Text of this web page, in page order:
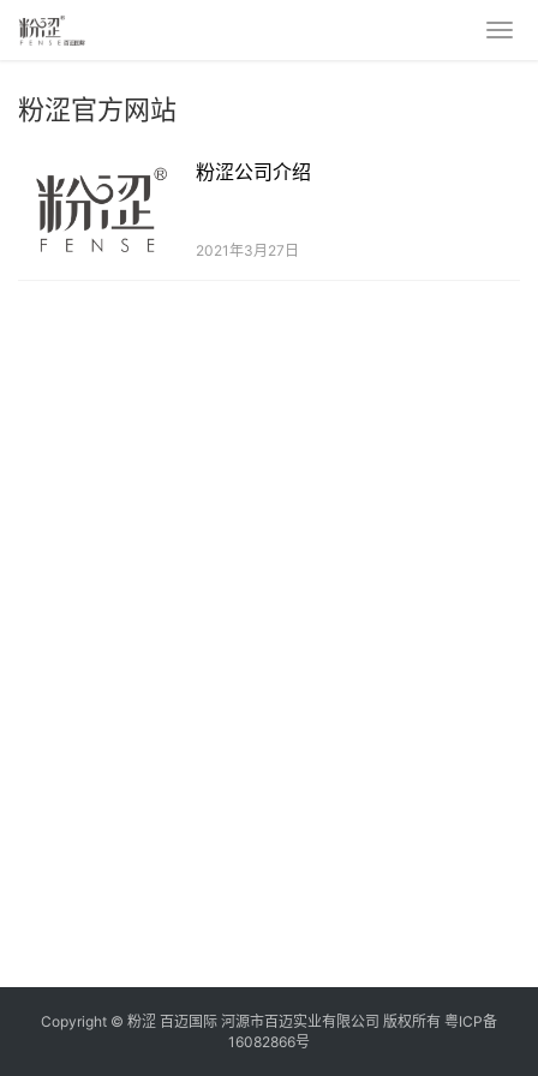
粉涩官方网站
粉涩公司介绍
2021年3月27日
Copyright © 粉涩 百迈国际 河源市百迈实业有限公司 版权所有 粤ICP备
16082866号